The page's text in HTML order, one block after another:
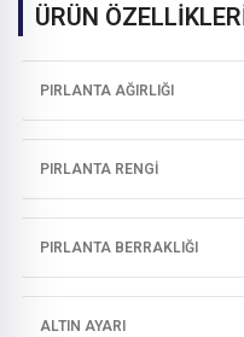
ÜRÜN
PIRLANTA AĞIRLIĞI
PIRLANTA RENGI
PIRLANTA BERRAKLIĞI
ALTIN AYARI